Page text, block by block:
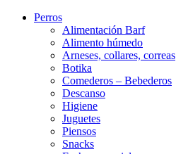
Perros
Alimentación Barf
Alimento húmedo
Arneses, collares, correas
Botika
Comederos – Bebederos
Descanso
Higiene
Juguetes
Piensos
Snacks